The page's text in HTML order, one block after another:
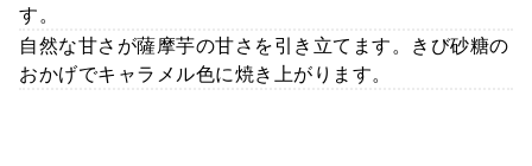
す。
自然な甘さが薩摩芋の甘さを引き立てます。きび砂糖の
おかげでキャラメル色に焼き上がります。